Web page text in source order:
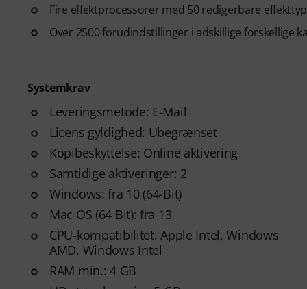
Fire effektprocessorer med 50 redigerbare
Over 2500 forudindstillinger i adskillige forskellige
Systemkrav
Leveringsmetode: E-Mail
Licens gyldighed: Ubegrænset
Kopibeskyttelse: Online aktivering
Samtidige aktiveringer: 2
Windows: fra 10 (64-Bit)
Mac OS (64 Bit): fra 13
CPU-kompatibilitet: Apple Intel, Windows
AMD, Windows Intel
RAM min.: 4 GB